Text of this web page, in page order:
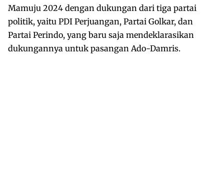
Mamuju 2024 dengan dukungan dari tiga partai
politik, yaitu PDI Perjuangan, Partai Golkar, dan
Partai Perindo, yang baru saja mendeklarasikan
dukungannya untuk pasangan Ado-Damris.